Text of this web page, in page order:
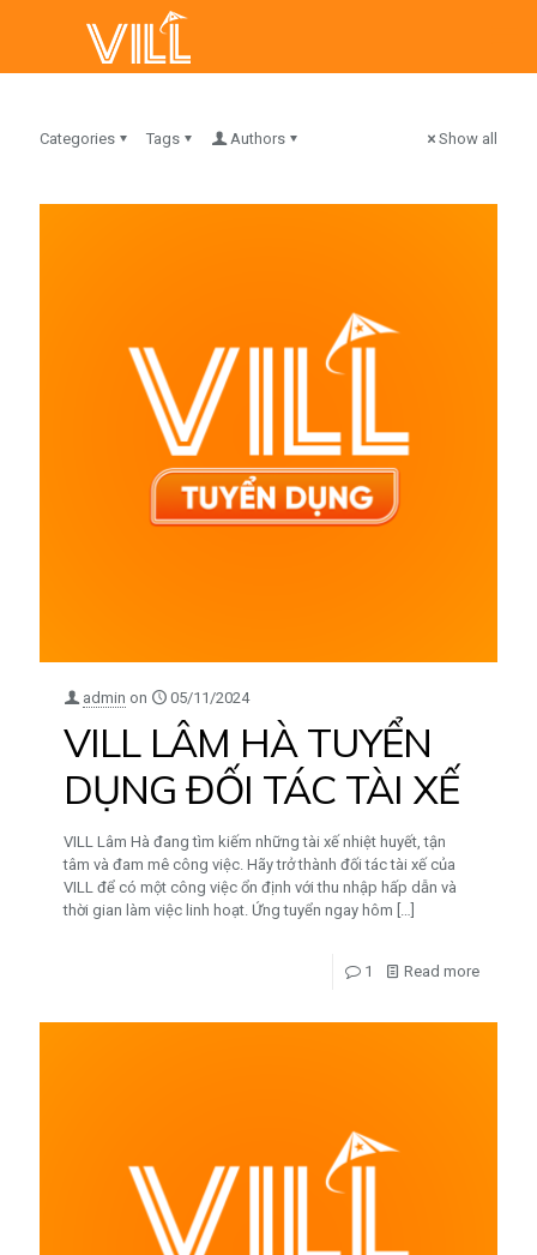
Categories Tags Authors Show all
admin on 05/11/2024
VILL LÂM HÀ TUYỂN
DỤNG ĐỐI TÁC TÀI XẾ
VILL Lâm Hà đang tìm kiếm những tài xế nhiệt huyết, tận
tâm và đam mê công việc. Hãy trở thành đối tác tài xế của
VILL để có một công việc ổn định với thu nhập hấp dẫn và
thời gian làm việc linh hoạt. Ứng tuyển ngay hôm […]
1 Read more